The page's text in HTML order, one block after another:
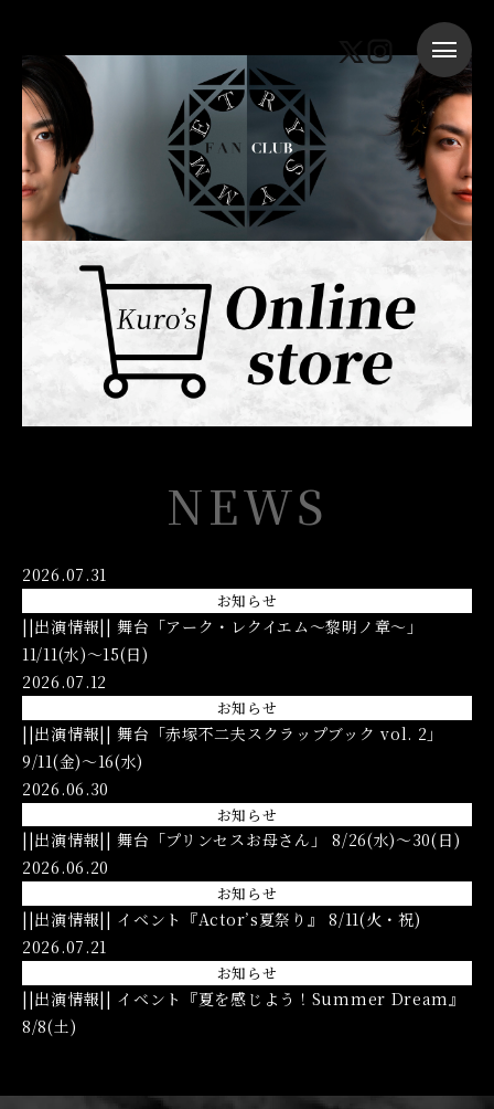
NEWS
2026.07.31
お知らせ
||出演情報|| 舞台「アーク・レクイエム〜黎明ノ章〜」
11/11(水)〜15(日)
2026.07.12
お知らせ
||出演情報|| 舞台「赤塚不二夫スクラップブック vol. 2」
9/11(金)〜16(水)
2026.06.30
お知らせ
||出演情報|| 舞台「プリンセスお母さん」 8/26(水)〜30(日)
2026.06.20
お知らせ
||出演情報|| イベント『Actor’s夏祭り』 8/11(火・祝)
2026.07.21
お知らせ
||出演情報|| イベント『夏を感じよう！Summer Dream』
8/8(土)